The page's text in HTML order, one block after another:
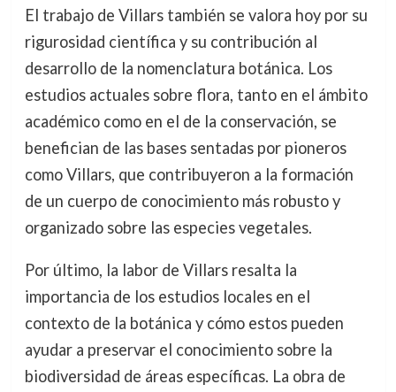
El trabajo de Villars también se valora hoy por su
rigurosidad científica y su contribución al
desarrollo de la nomenclatura botánica. Los
estudios actuales sobre flora, tanto en el ámbito
académico como en el de la conservación, se
benefician de las bases sentadas por pioneros
como Villars, que contribuyeron a la formación
de un cuerpo de conocimiento más robusto y
organizado sobre las especies vegetales.
Por último, la labor de Villars resalta la
importancia de los estudios locales en el
contexto de la botánica y cómo estos pueden
ayudar a preservar el conocimiento sobre la
biodiversidad de áreas específicas. La obra de